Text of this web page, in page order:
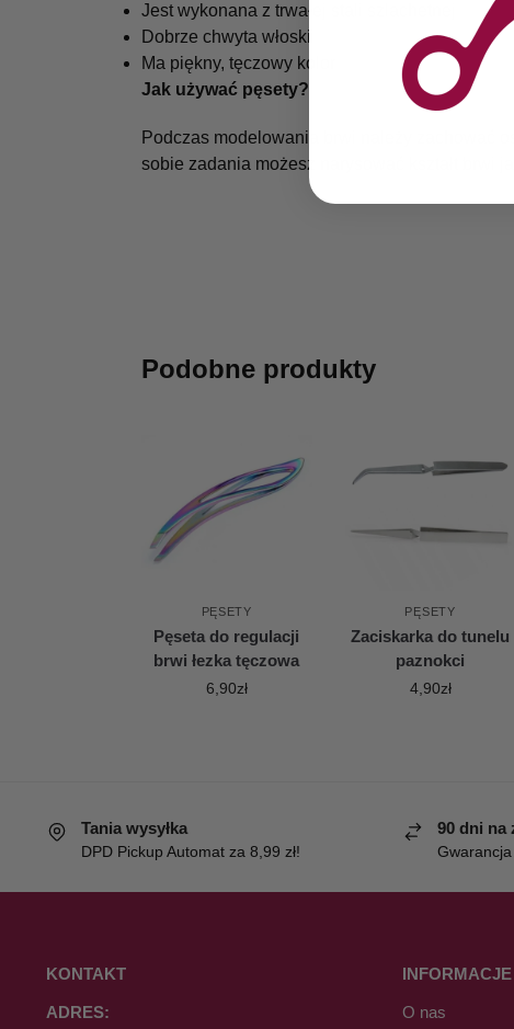
Jest wykonana z trwałej stali szlachetnej
Dobrze chwyta włoski
Ma piękny, tęczowy kolor
Jak używać pęsety?
Podczas modelowania brwi należy zachować
sobie zadania możesz narysować kształt brwi
Podobne produkty
PĘSETY
Pęseta do regulacji
brwi łezka tęczowa
6,90zł
PĘSETY
Zaciskarka do tunelu
paznokci
4,90zł
Tania wysyłka
DPD Pickup Automat za 8,99 zł!
90 dni na
KONTAKT
ADRES:
INFORMACJE
O nas